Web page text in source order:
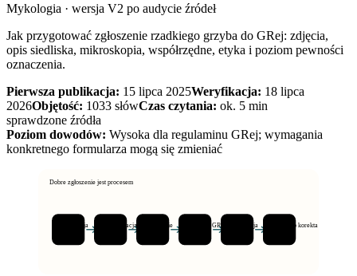
Mykologia · wersja V2 po audycie źródeł
Jak przygotować zgłoszenie rzadkiego grzyba do GRej: zdjęcia,
opis siedliska, mikroskopia, współrzędne, etyka i poziom pewności
oznaczenia.
Pierwsza publikacja: 15 lipca 2025Weryfikacja: 18 lipca
2026Objętość: 1033 słówCzas czytania: ok. 5 min
sprawdzone źródła
Poziom dowodów: Wysoka dla regulaminu GRej; wymagania
konkretnego formularza mogą się zmieniać
Dobre zgłoszenie jest procesem
Obserwacja Dokumentacja cechOznaczenie Formularz GRej Weryfikacja Rekord lub korekta